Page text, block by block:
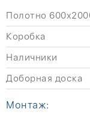
Полотно
Коробка
Наличники
Доборная доска
Монтаж: